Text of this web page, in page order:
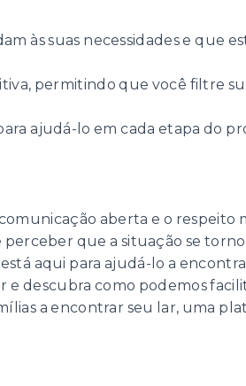
às suas necessidades e que
permitindo que você filtre
ajudá-lo em cada etapa do
aberta e o respeito
que a situação se
está aqui para ajudá-lo a
descubra como podemos
a encontrar seu lar, uma